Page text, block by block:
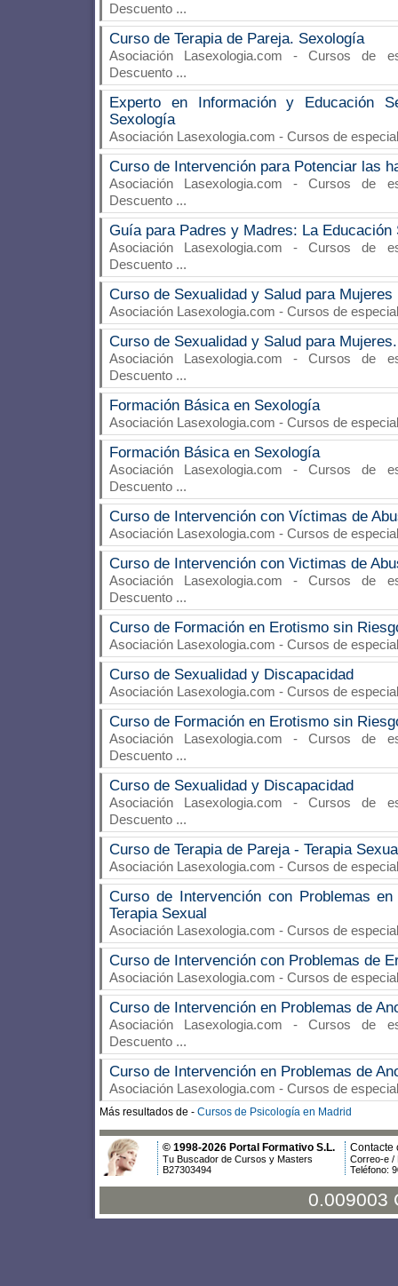
Descuento ...
Curso de Terapia de Pareja. Sexología
Asociación Lasexologia.com - Cursos de
Descuento ...
Experto en Información y Educación
Sexología
Asociación Lasexologia.com - Cursos de
Curso de Intervención para Potenciar las
Asociación Lasexologia.com - Cursos de
Descuento ...
Guía para Padres y Madres: La
Asociación Lasexologia.com - Cursos de
Descuento ...
Curso de Sexualidad y Salud para Mujeres
Asociación Lasexologia.com - Cursos de
Curso de Sexualidad y Salud para
Asociación Lasexologia.com - Cursos de
Descuento ...
Formación Básica en Sexología
Asociación Lasexologia.com - Cursos de
Formación Básica en Sexología
Asociación Lasexologia.com - Cursos de
Descuento ...
Curso de Intervención con Víctimas de
Asociación Lasexologia.com - Cursos de
Curso de Intervención con Victimas de
Asociación Lasexologia.com - Cursos de
Descuento ...
Curso de Formación en Erotismo sin
Asociación Lasexologia.com - Cursos de
Curso de Sexualidad y Discapacidad
Asociación Lasexologia.com - Cursos de
Curso de Formación en Erotismo sin
Asociación Lasexologia.com - Cursos de
Descuento ...
Curso de Sexualidad y Discapacidad
Asociación Lasexologia.com - Cursos de
Descuento ...
Curso de Terapia de Pareja - Terapia
Asociación Lasexologia.com - Cursos de
Curso de Intervención con Problemas
Terapia Sexual
Asociación Lasexologia.com - Cursos de
Curso de Intervención con Problemas de
Asociación Lasexologia.com - Cursos de
Curso de Intervención en Problemas de
Asociación Lasexologia.com - Cursos de
Descuento ...
Curso de Intervención en Problemas de
Asociación Lasexologia.com - Cursos de
Más resultados de - Cursos de Psicología en Madrid
© 1998-2026 Portal Formativo S.L.
Tu Buscador de Cursos y Masters
B27303494
Contacte
Correo-e /
Teléfono:
0.009003